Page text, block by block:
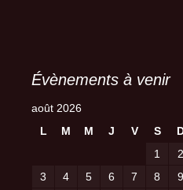
Évènements à venir
août 2026
L
M M J V S
1
2
3
4 5 6 7 8
9